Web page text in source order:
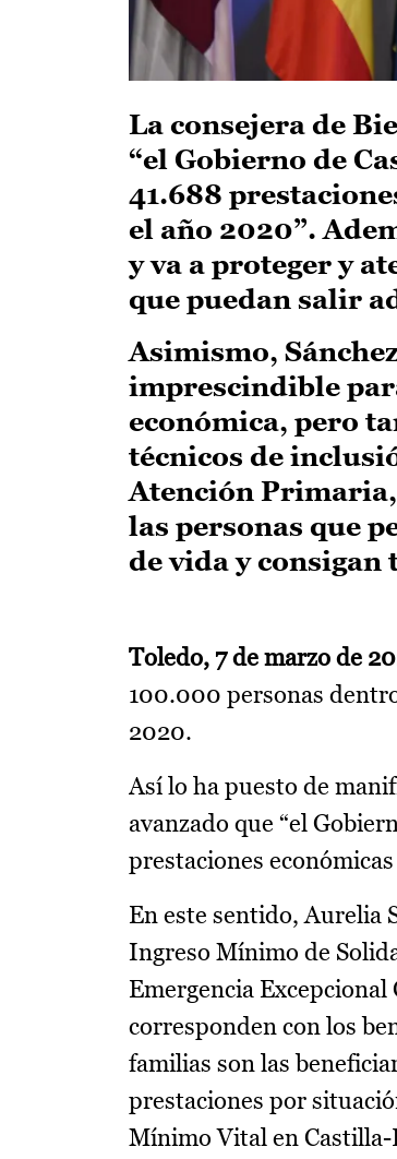
La consejera de
“el Gobierno de
41.688
el año 2020”.
y va a proteger y
que puedan salir
Asimismo,
imprescindible
económica, pero
técnicos de
Atención
las personas que
de vida y
Toledo, 7 de marzo de
100.000 personas
2020.
Así lo ha puesto de
avanzado que “el
prestaciones
En este sentido, Aurelia
Ingreso Mínimo de
Emergencia Excepcional
corresponden con los
familias son las
prestaciones por
Mínimo Vital en Castilla-